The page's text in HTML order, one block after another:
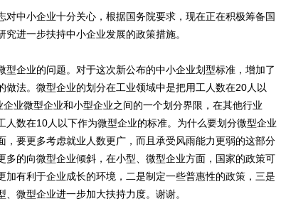
中小企业十分关心，根据国务院要求，现在正在积极筹备国
进一步扶持中小企业发展的政策措施。
型企业的问题。对于这次新公布的中小企业划型标准，增加了
法。微型企业的划分在工业领域中是把用工人数在20人以
业微型企业和小型企业之间的一个划分界限，在其他行业
人数在10人以下作为微型企业的标准。为什么要划分微型企业
，要更多考虑就业人数更广，而且承受风雨能力更弱的这部分
多的向微型企业倾斜，在小型、微型企业方面，国家的政策可
加有利于企业成长的环境，二是制定一些普惠性的政策，三是
微型企业进一步加大扶持力度。谢谢。